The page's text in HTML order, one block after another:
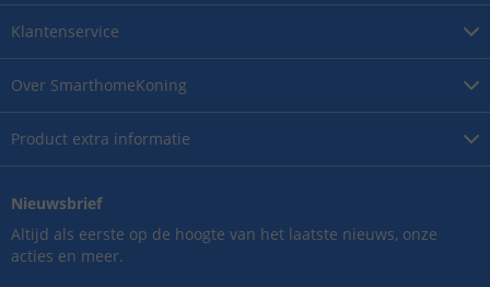
Over SmarthomeKoning
Product extra informatie
Klantenservice
Nieuwsbrief
Altijd als eerste op de hoogte van het laatste nieuws, onze
acties en meer.